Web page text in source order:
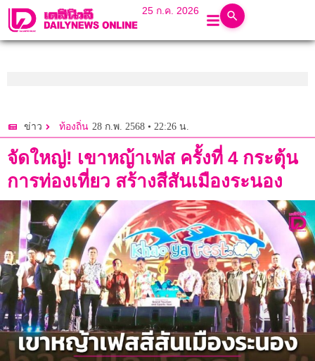
25 ก.ค. 2026
ข่าว ท้องถิ่น 28 ก.พ. 2568 • 22:26 น.
จัดใหญ่! เขาหญ้าเฟส ครั้งที่ 4 กระตุ้น
การท่องเที่ยว สร้างสีสันเมืองระนอง